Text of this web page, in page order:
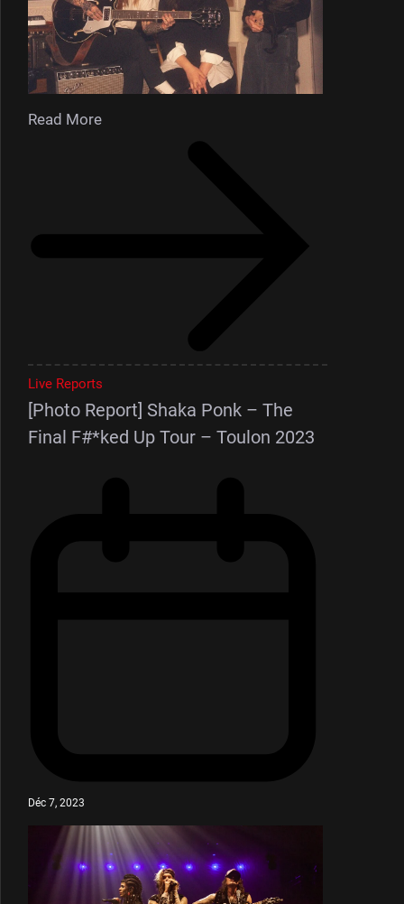
Read More
Live Reports
[Photo Report] Shaka Ponk – The
Final F#*ked Up Tour – Toulon 2023
Déc 7, 2023